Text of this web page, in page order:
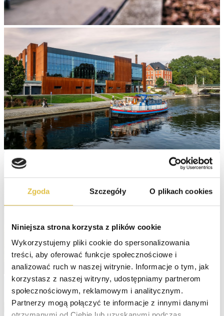
Zgoda Szczegóły O plikach cookies
Niniejsza strona korzysta z plików cookie
Wykorzystujemy pliki cookie do spersonalizowania
treści, aby oferować funkcje społecznościowe i
analizować ruch w naszej witrynie. Informacje o tym, jak
korzystasz z naszej witryny, udostępniamy partnerom
społecznościowym, reklamowym i analitycznym.
Partnerzy mogą połączyć te informacje z innymi danymi